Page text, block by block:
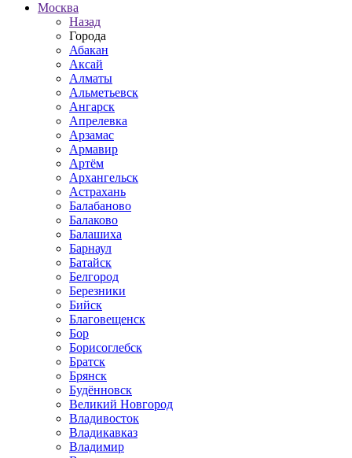
Москва
Назад
Города
Абакан
Аксай
Алматы
Альметьевск
Ангарск
Апрелевка
Арзамас
Армавир
Артём
Архангельск
Астрахань
Балабаново
Балаково
Балашиха
Барнаул
Батайск
Белгород
Березники
Бийск
Благовещенск
Бор
Борисоглебск
Братск
Брянск
Будённовск
Великий Новгород
Владивосток
Владикавказ
Владимир